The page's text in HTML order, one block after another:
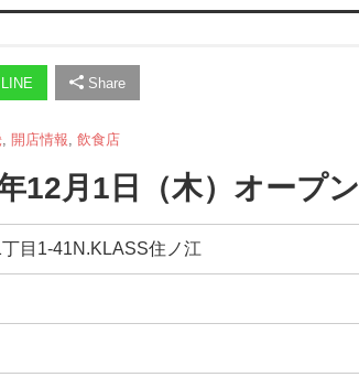
LINE Share
, 開店情報 飲食店
月1日（木）オープン
目1-41N.KLASS住ノ江